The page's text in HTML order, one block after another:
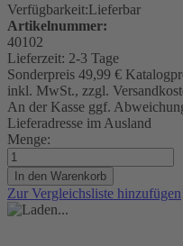
Verfügbarkeit:Lieferbar
Artikelnummer:
40102
Lieferzeit: 2-3 Tage
Sonderpreis 49,99 €
inkl. MwSt., zzgl.
An der Kasse ggf.
Lieferadresse im Ausland
Menge:
In den Warenkorb
Zur Vergleichsliste hinzufügen